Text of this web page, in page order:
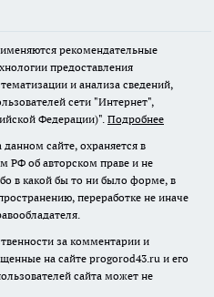
рекомендательные
предоставления
и анализа сведений,
сети "Интернет",
Федерации)". Подробнее
сайте, охраняется в
РФ об авторском праве и не
в какой бы то ни было форме, в
переработке не иначе
за комментарии и
на сайте progorod43.ru и его
сайта может не